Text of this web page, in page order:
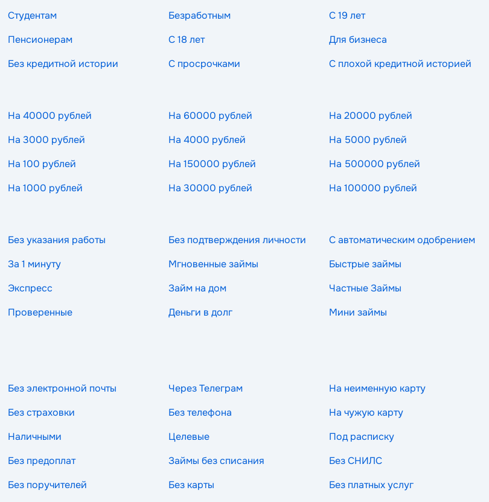
Студентам Безработным
С 19 лет
Пенсионерам С 18 лет
Для бизнеса
Без кредитной истории С просрочками С плохой кредитной историей
На 40000 рублей На 60000 рублей
На 20000 рублей
На 3000 рублей На 4000 рублей
На 5000 рублей
На 100 рублей На 150000 рублей
На 500000 рублей
На 1000 рублей На 30000 рублей На 100000 рублей
Без указания работы Без подтверждения личности
С автоматическим одобрением
За 1 минуту Мгновенные займы
Быстрые займы
Экспресс Займ на дом
Частные Займы
Проверенные Деньги в долг
Мини займы
Без электронной почты Через Телеграм
На неименную карту
Без страховки Без телефона
На чужую карту
Наличными Целевые
Под расписку
Без предоплат Займы без списания
Без СНИЛС
Без поручителей Без карты
Без платных услуг